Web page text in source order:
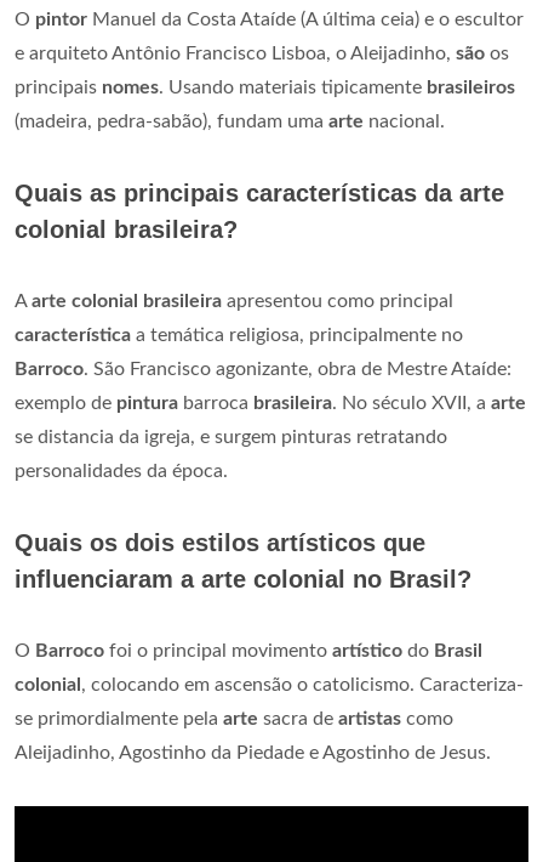
O pintor Manuel da Costa Ataíde (A última ceia) e o escultor
e arquiteto Antônio Francisco Lisboa, o Aleijadinho, são os
principais nomes. Usando materiais tipicamente brasileiros
(madeira, pedra-sabão), fundam uma arte nacional.
Quais as principais características da arte
colonial brasileira?
Aarte colonial brasileira apresentou como principal
característica a temática religiosa, principalmente no
Barroco. São Francisco agonizante, obra de Mestre Ataíde:
exemplo de pintura barroca brasileira. No século XVII, a arte
se distancia da igreja, e surgem pinturas retratando
personalidades da época.
Quais os dois estilos artísticos que
influenciaram a arte colonial no Brasil?
O Barroco foi o principal movimento artístico do Brasil
colonial , colocando em ascensão o catolicismo. Caracteriza-
se primordialmente pela arte sacra de artistas como
Aleijadinho, Agostinho da Piedade e Agostinho de Jesus.